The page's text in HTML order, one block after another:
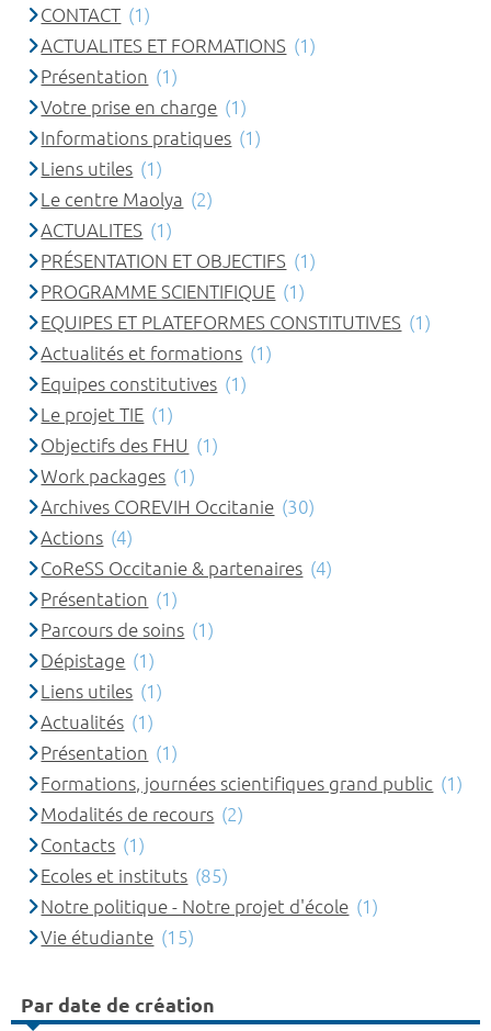
CONTACT (1)
ACTUALITES ET FORMATIONS (1)
Présentation (1)
Votre prise en charge (1)
Informations pratiques (1)
Liens utiles (1)
Le centre Maolya (2)
ACTUALITES (1)
PRÉSENTATION ET OBJECTIFS (1)
PROGRAMME SCIENTIFIQUE (1)
EQUIPES ET PLATEFORMES CONSTITUTIVES (1)
Actualités et formations (1)
Equipes constitutives (1)
Le projet TIE (1)
Objectifs des FHU (1)
Work packages (1)
Archives COREVIH Occitanie (30)
Actions (4)
CoReSS Occitanie & partenaires (4)
Présentation (1)
Parcours de soins (1)
Dépistage (1)
Liens utiles (1)
Actualités (1)
Présentation (1)
Formations, journées scientifiques grand public (1)
Modalités de recours (2)
Contacts (1)
Ecoles et instituts (85)
Notre politique - Notre projet d'école (1)
Vie étudiante (15)
Par date de création